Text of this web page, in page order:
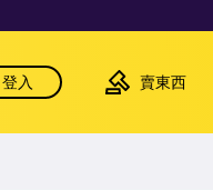
登入 賣東西